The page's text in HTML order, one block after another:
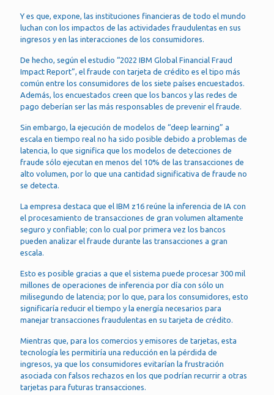
Y es que, expone, las instituciones financieras de todo el mundo
luchan con los impactos de las actividades fraudulentas en sus
ingresos y en las interacciones de los consumidores.
De hecho, según el estudio “2022 IBM Global Financial Fraud
Impact Report”, el fraude con tarjeta de crédito es el tipo más
común entre los consumidores de los siete países encuestados.
Además, los encuestados creen que los bancos y las redes de
pago deberían ser las más responsables de prevenir el fraude.
Sin embargo, la ejecución de modelos de “deep learning” a
escala en tiempo real no ha sido posible debido a problemas de
latencia, lo que significa que los modelos de detecciones de
fraude sólo ejecutan en menos del 10% de las transacciones de
alto volumen, por lo que una cantidad significativa de fraude no
se detecta.
La empresa destaca que el IBM z16 reúne la inferencia de IA con
el procesamiento de transacciones de gran volumen altamente
seguro y confiable; con lo cual por primera vez los bancos
pueden analizar el fraude durante las transacciones a gran
escala.
Esto es posible gracias a que el sistema puede procesar 300 mil
millones de operaciones de inferencia por día con sólo un
milisegundo de latencia; por lo que, para los consumidores, esto
significaría reducir el tiempo y la energía necesarios para
manejar transacciones fraudulentas en su tarjeta de crédito.
Mientras que, para los comercios y emisores de tarjetas, esta
tecnología les permitiría una reducción en la pérdida de
ingresos, ya que los consumidores evitarían la frustración
asociada con falsos rechazos en los que podrían recurrir a otras
tarjetas para futuras transacciones.